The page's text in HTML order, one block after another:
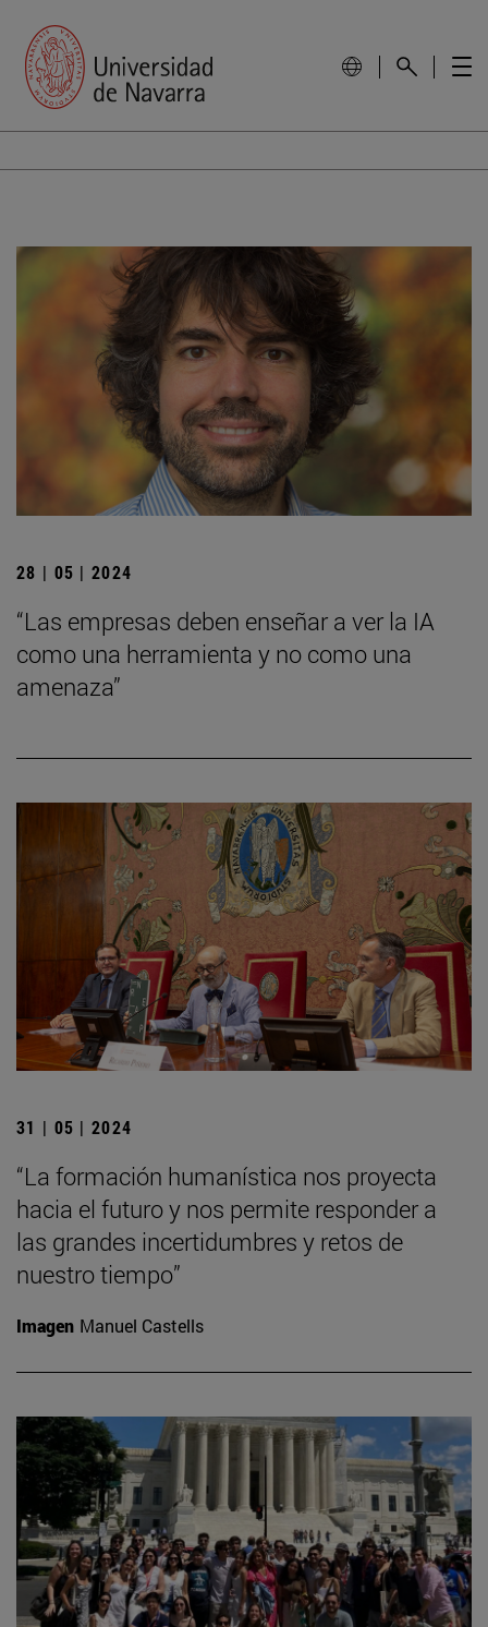
28 | 05 | 2024
“Las empresas deben enseñar a ver la IA
como una herramienta y no como una
amenaza”
31 | 05 | 2024
“La formación humanística nos proyecta
hacia el futuro y nos permite responder a
las grandes incertidumbres y retos de
nuestro tiempo”
Imagen Manuel Castells